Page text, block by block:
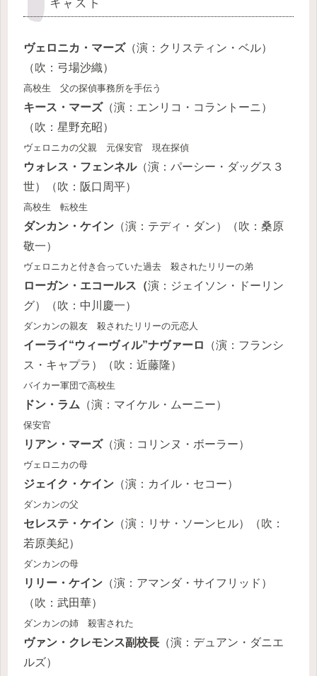
ヴェロニカ・マーズ（演：クリスティン・ベル）
（吹：弓場沙織）
高校生 父の探偵事務所を手伝う
キース・マーズ（演：エンリコ・コラントーニ）
（吹：星野充昭）
ヴェロニカの父親 元保安官 現在探偵
ウォレス・フェンネル（演：パーシー・ダッグス３
世）（吹：阪口周平）
高校生 転校生
ダンカン・ケイン （演：テディ・ダン）（吹：桑原
敬一）
ヴェロニカと付き合っていた過去 殺されたリリーの弟
ローガン・エコールス（演：ジェイソン・ドーリン
グ）（吹：中川慶一）
ダンカンの親友 殺されたリリーの元恋人
イーライ“ウィーヴィル”ナヴァーロ
（演：フランシ
ス・キャプラ）（吹：近藤隆）
バイカー軍団で高校生
ドン・ラム （演：マイケル・ムーニー）
保安官
リアン・マーズ（演：コリンヌ・ボーラー）
ヴェロニカの母
ジェイク・ケイン （演：カイル・セコー）
ダンカンの父
セレステ・ケイン （演：リサ・ソーンヒル）（吹：
若原美紀）
ダンカンの母
リリー・ケイン （演：アマンダ・サイフリッド）
（吹：武田華）
ダンカンの姉 殺害された
ヴァン・クレモンス副校長 （演：デュアン・ダニエ
ルズ）